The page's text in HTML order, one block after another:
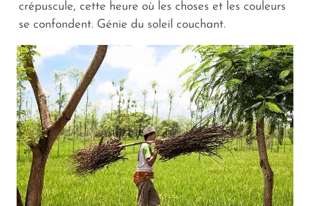
crépuscule, cette heure où les choses et les couleurs
se confondent. Génie du soleil couchant.